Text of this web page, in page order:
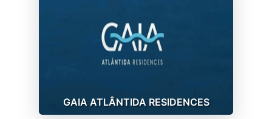
GAIA ATLÂNTIDA RESIDENCES